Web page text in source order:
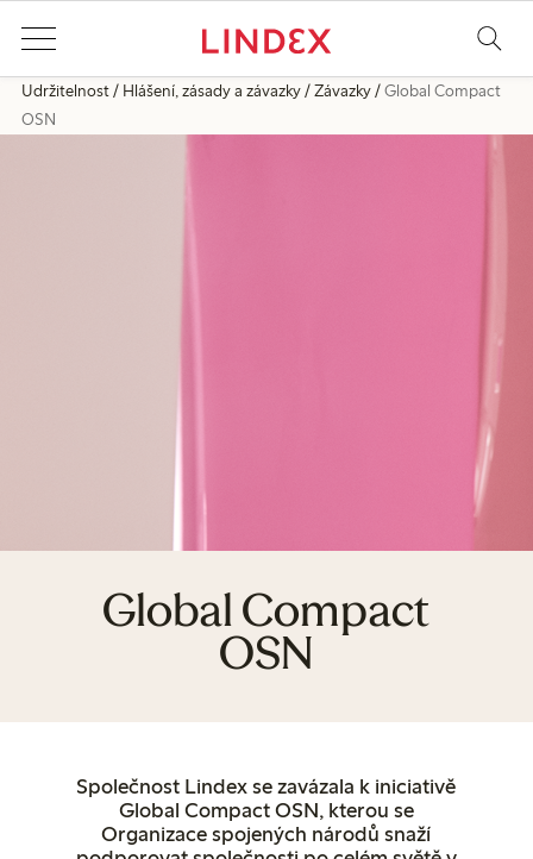
Udržitelnost Hlášení, zásady a závazky Závazky
Global Compact
OSN
Global Compact
OSN
Společnost Lindex se zavázala k iniciativě
Global Compact OSN, kterou se
Organizace spojených národů snaží